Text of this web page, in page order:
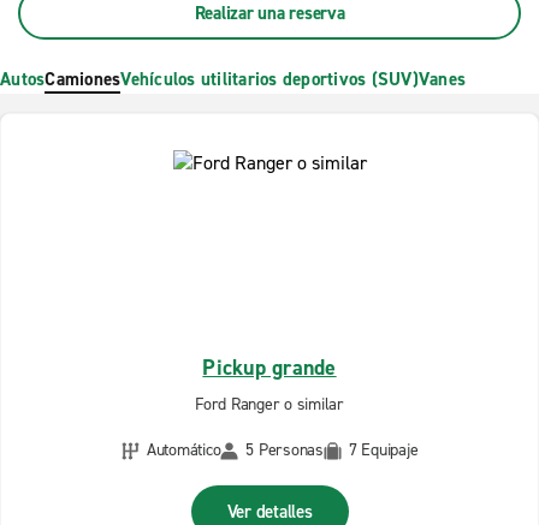
Realizar una reserva
AutosCamionesVehículos utilitarios deportivos (SUV)Vanes
Pickup grande
Ford Ranger o similar
Automático
5 Personas 7 Equipaje
Ver detalles